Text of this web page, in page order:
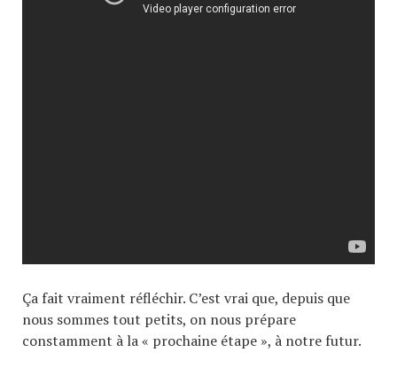
Ça fait vraiment réfléchir. C’est vrai que, depuis que
nous sommes tout petits, on nous prépare
constamment à la « prochaine étape », à notre futur.